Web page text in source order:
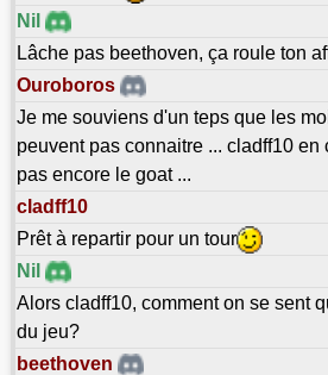
Nil
Lâche pas beethoven, ça roule ton
Ouroboros
Je me souviens d'un teps que les
peuvent pas connaitre ... cladff10 en
pas encore le goat ...
cladff10
Prêt à repartir pour un tour
Nil
Alors cladff10, comment on se sent
du jeu?
beethoven